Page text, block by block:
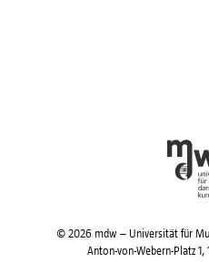
© 2026 mdw – Universität für
Anton-von-Webern-Platz 1,